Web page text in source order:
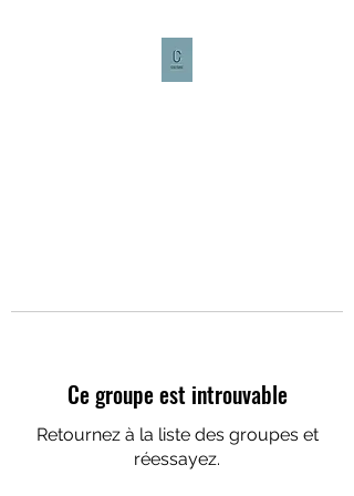
Ce groupe est introuvable
Retournez à la liste des groupes et
réessayez.